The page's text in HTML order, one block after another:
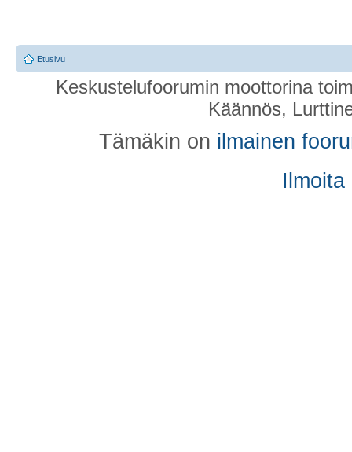
Etusivu
Keskustelufoorumin moottorina
Käännös,
Tämäkin on ilmainen